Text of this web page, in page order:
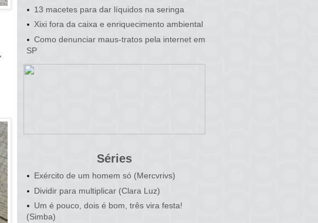
13 macetes para dar líquidos na seringa
Xixi fora da caixa e enriquecimento ambiental
Como denunciar maus-tratos pela internet em
SP
Séries
Exército de um homem só (Mercvrivs)
Dividir para multiplicar (Clara Luz)
Um é pouco, dois é bom, três vira festa!
(Simba)